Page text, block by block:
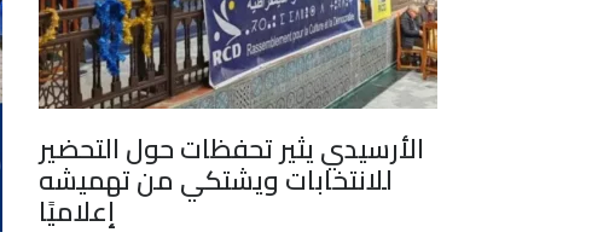
الأرسيدي يثير تحفظات حول التحضير
للانتخابات ويشتكي من تهميشه
إعلاميًا